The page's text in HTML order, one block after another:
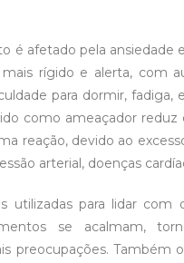
é afetado pela
rígido e alerta, com
para dormir,
como ameaçador
reação, devido ao
arterial, doenças
utilizadas para lidar
se acalmam,
preocupações. Também